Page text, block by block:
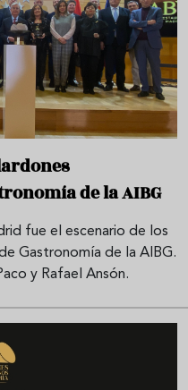
de la AIBG
fue el escenario de los
Gastronomía de la AIBG.
y Rafael Ansón.